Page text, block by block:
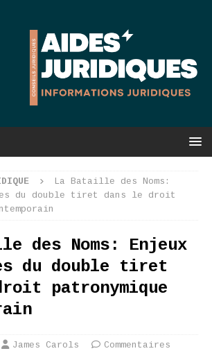
La Bataille des Noms:
du double tiret dans le droit
des Noms: Enjeux
du double tiret
patronymique
James Carols
Commentaires